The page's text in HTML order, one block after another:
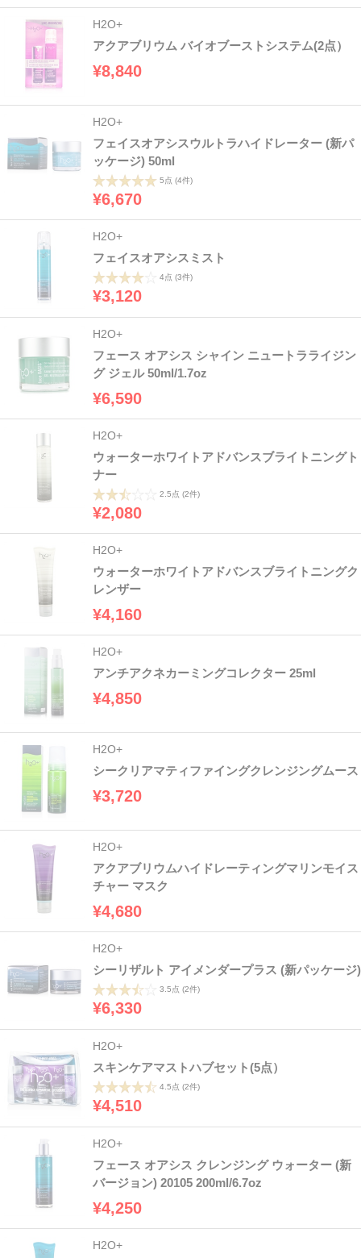
H2O+
アクアブリウム バイオブーストシステム(2点）
¥8,840
H2O+
フェイスオアシスウルトラハイドレーター (新パ
ッケージ) 50ml
5点 (4件)
¥6,670
H2O+
フェイスオアシスミスト
4点 (3件)
¥3,120
H2O+
フェース オアシス シャイン ニュートラライジン
グ ジェル 50ml/1.7oz
¥6,590
H2O+
ウォーターホワイトアドバンスブライトニングト
ナー
2.5点 (2件)
¥2,080
H2O+
ウォーターホワイトアドバンスブライトニングク
レンザー
¥4,160
H2O+
アンチアクネカーミングコレクター 25ml
¥4,850
H2O+
シークリアマティファイングクレンジングムース
¥3,720
H2O+
アクアブリウムハイドレーティングマリンモイス
チャー マスク
¥4,680
H2O+
シーリザルト アイメンダープラス (新パッケージ)
3.5点 (2件)
¥6,330
H2O+
スキンケアマストハブセット(5点）
4.5点 (2件)
¥4,510
H2O+
フェース オアシス クレンジング ウォーター (新
バージョン) 20105 200ml/6.7oz
¥4,250
H2O+